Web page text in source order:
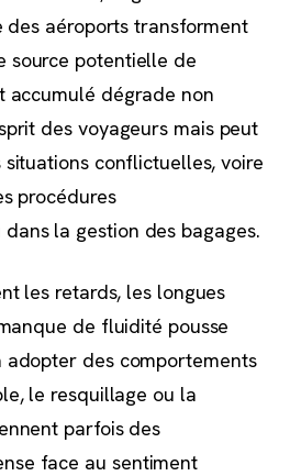
des aéroports transforment
source potentielle de
accumulé dégrade non
des voyageurs mais peut
conflictuelles, voire
procédures
la gestion des bagages.
les retards, les longues
de fluidité pousse
adopter des comportements
le resquillage ou la
parfois des
face au sentiment